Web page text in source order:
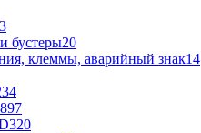
бустеры20
клеммы, аварийный знак14
897
320